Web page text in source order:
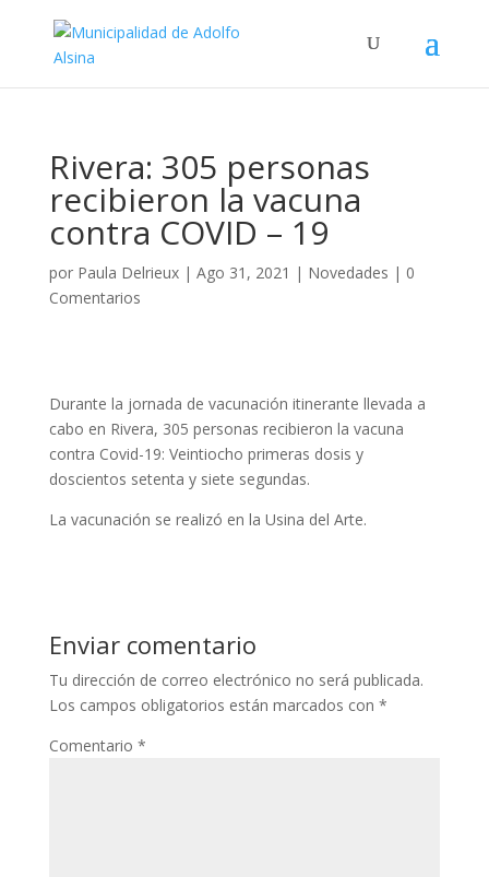
Rivera: 305 personas
recibieron la vacuna
contra COVID – 19
por Paula Delrieux| Ago 31, 2021 | Novedades | 0
Comentarios
Durante la jornada de vacunación itinerante llevada a
cabo en Rivera, 305 personas recibieron la vacuna
contra Covid-19: Veintiocho primeras dosis y
doscientos setenta y siete segundas.
La vacunación se realizó en la Usina del Arte.
Enviar comentario
Tu dirección de correo electrónico no será publicada.
Los campos obligatorios están marcados con *
Comentario *